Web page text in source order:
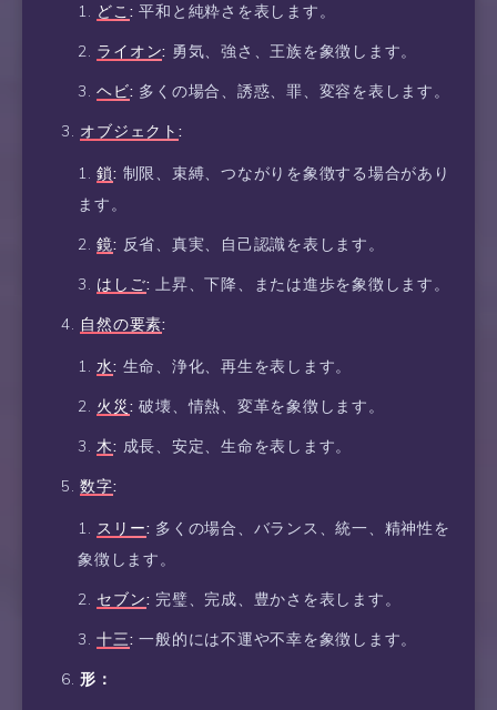
どこ : 平和と純粋さを表します。
ライオン: 勇気、強さ、王族を象徴します。
ヘビ: 多くの場合、誘惑、罪、変容を表します。
オブジェクト :
鎖: 制限、束縛、つながりを象徴する場合があり
ます。
鏡: 反省、真実、自己認識を表します。
はしご: 上昇、下降、または進歩を象徴します。
自然の要素:
水: 生命、浄化、再生を表します。
火災: 破壊、情熱、変革を象徴します。
木: 成長、安定、生命を表します。
数字:
スリー: 多くの場合、バランス、統一、精神性を
象徴します。
セブン: 完璧、完成、豊かさを表します。
十三: 一般的には不運や不幸を象徴します。
形：